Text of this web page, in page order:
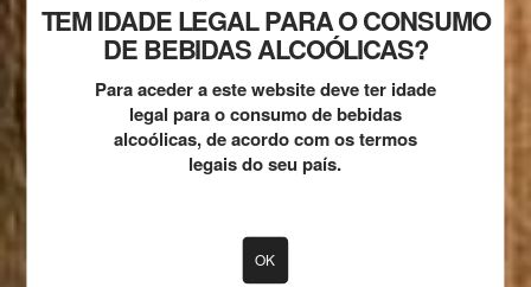
TEM IDADE LEGAL PARA O CONSUMO
DE BEBIDAS ALCOÓLICAS?
Para aceder a este website deve ter idade
legal para o consumo de bebidas
alcoólicas, de acordo com os termos
legais do seu país.
OK
EXTRAS
Uma criança com menos de 3 anos: será acomodado(a) sem
custos adicionais por um berço.
Uma criança mais velha ou adulto: será cobrado EUR 45 por
mediante pedido e deve ser confirmado pelo hotel.